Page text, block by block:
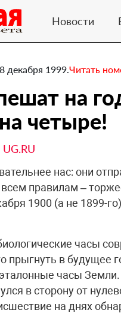
Новости
декабря 1999.Читать
на
четыре!
нас: они
правилам –
1900 (а не 1899-
часы
прыгнуть в будущее
часы
в сторону от
на днях